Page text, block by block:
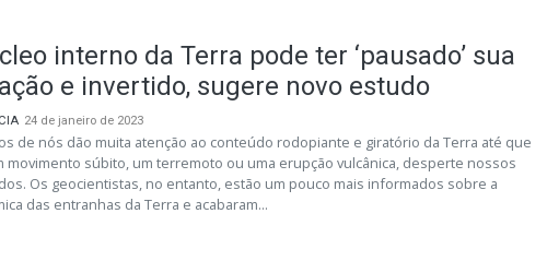
interno da Terra pode ter ‘pausado’ sua
e invertido, sugere novo estudo
24 de janeiro de 2023
de nós dão muita atenção ao conteúdo rodopiante e giratório da Terra até que
movimento súbito, um terremoto ou uma erupção vulcânica, desperte nossos
Os geocientistas, no entanto, estão um pouco mais informados sobre a
das entranhas da Terra e acabaram...